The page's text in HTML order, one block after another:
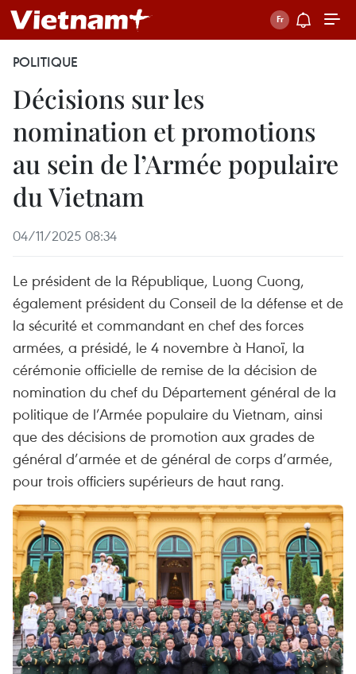
POLITIQUE
Décisions sur les
nomination et promotions
au sein de l’Armée populaire
du Vietnam
04/11/2025 08:34
Le président de la République, Luong Cuong,
également président du Conseil de la défense et de
la sécurité et commandant en chef des forces
armées, a présidé, le 4 novembre à Hanoï, la
cérémonie officielle de remise de la décision de
nomination du chef du Département général de la
politique de l’Armée populaire du Vietnam, ainsi
que des décisions de promotion aux grades de
général d’armée et de général de corps d’armée,
pour trois officiers supérieurs de haut rang.